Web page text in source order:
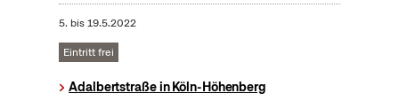
5. bis19.5.2022
Eintritt frei
Adalbertstraße in Köln-Höhenberg